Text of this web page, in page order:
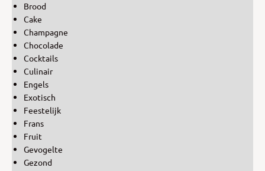
Brood
Cake
Champagne
Chocolade
Cocktails
Culinair
Engels
Exotisch
Feestelijk
Frans
Fruit
Gevogelte
Gezond